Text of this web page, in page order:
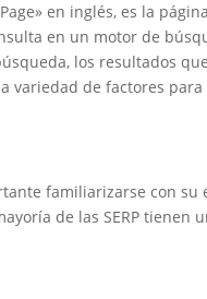
en inglés, es la
en un motor de
los resultados
variedad de factores
familiarizarse con
de las SERP tienen